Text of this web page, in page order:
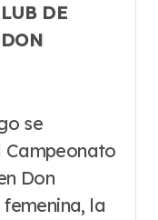
DE
se
Campeonato
Don
la